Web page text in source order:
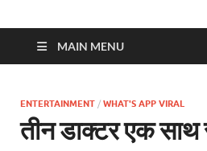
MAIN MENU
ENTERTAINMENT / WHAT'S APP VIRAL
तीन डाक्टर एक